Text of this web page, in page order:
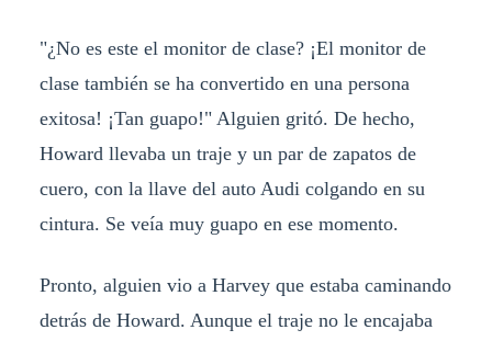
"¿No es este el monitor de clase? ¡El monitor de
clase también se ha convertido en una persona
exitosa! ¡Tan guapo!" Alguien gritó. De hecho,
Howard llevaba un traje y un par de zapatos de
cuero, con la llave del auto Audi colgando en su
cintura. Se veía muy guapo en ese momento.
Pronto, alguien vio a Harvey que estaba caminando
detrás de Howard. Aunque el traje no le encajaba